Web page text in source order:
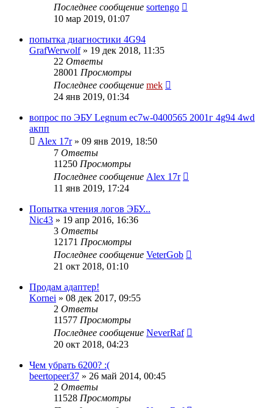
Последнее сообщение sortengo
10 мар 2019, 01:07
попытка диагностики 4G94
GrafWerwolf» 19 дек 2018, 11:35
22 Ответы
28001 Просмотры
Последнее сообщение mek
24 янв 2019, 01:34
вопрос по ЭБУ Legnum ec7w-0400565 2001г 4g94 4wd
акпп
Alex 17r» 09 янв 2019, 18:50
7 Ответы
11250 Просмотры
Последнее сообщение Alex 17r
11 янв 2019, 17:24
Попытка чтения логов ЭБУ...
Nic43 » 19 апр 2016, 16:36
3 Ответы
12171 Просмотры
Последнее сообщение VeterGob
21 окт 2018, 01:10
Продам адаптер!
Kornei » 08 дек 2017, 09:55
2 Ответы
11577 Просмотры
Последнее сообщение NeverRaf
20 окт 2018, 04:23
Чем убрать 6200? :(
beertopeer37 » 26 май 2014, 00:45
2 Ответы
11528 Просмотры